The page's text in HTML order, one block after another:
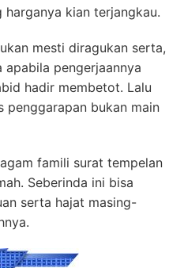
harganya kian terjangkau.
mesti diragukan serta,
apabila pengerjaannya
hadir membetot. Lalu
penggarapan bukan main
famili surat tempelan
Seberinda ini bisa
serta hajat masing-